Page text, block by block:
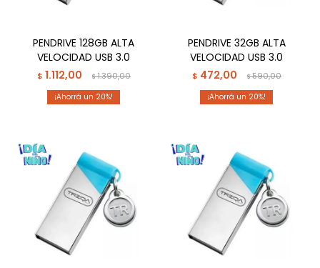
PENDRIVE 128GB ALTA
VELOCIDAD USB 3.0
$ 1.112,00 $1.390,00
20
PENDRIVE 32GB ALTA
VELOCIDAD USB 3.0
$ 472,00 $590,00
20